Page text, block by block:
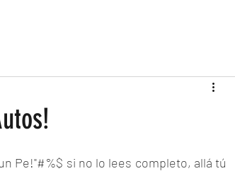
Pe!"#%$ si no lo lees completo, allá tú